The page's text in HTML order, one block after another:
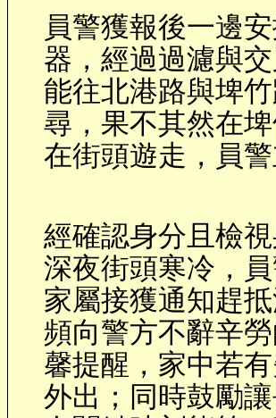
員警獲報後一邊
器，經過過濾與
能往北港路與埤
尋，果不其然在
在街頭遊走，員
經確認身分且檢
深夜街頭寒冷，
家屬接獲通知趕
頻向警方不辭辛
馨提醒，家中若
外出；同時鼓勵